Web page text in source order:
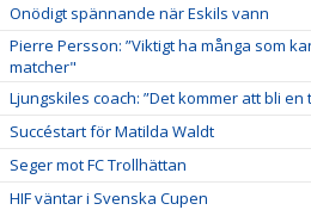
Onödigt spännande när Eskils vann
Pierre Persson: ”Viktigt ha många som
matcher"
Ljungskiles coach: ”Det kommer att bli
Succéstart för Matilda Waldt
Seger mot FC Trollhättan
HIF väntar i Svenska Cupen